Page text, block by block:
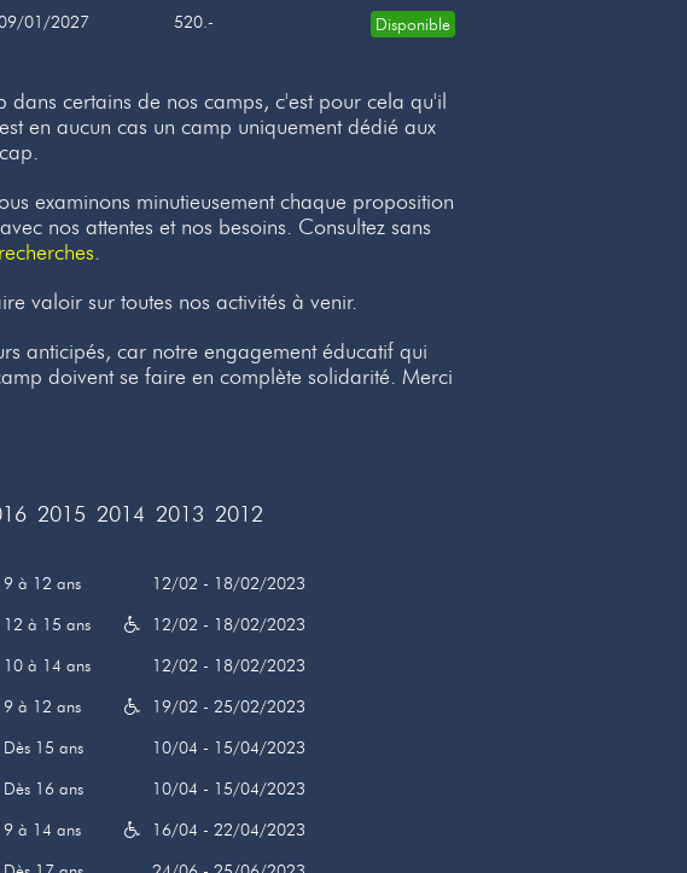
01/2027 520.- Disponible
certains de nos camps, c'est pour cela qu'il
en aucun cas un camp uniquement dédié aux
examinons minutieusement chaque proposition
nos attentes et nos besoins. Consultez sans
.
valoir sur toutes nos activités à venir.
anticipés, car notre engagement éducatif qui
doivent se faire en complète solidarité. Merci
2015 2014 2013 2012
9 à 12 ans
12/02 - 18/02/2023
12 à 15 ans
12/02 - 18/02/2023
10 à 14 ans
12/02 - 18/02/2023
9 à 12 ans
19/02 - 25/02/2023
Dès 15 ans
10/04 - 15/04/2023
Dès 16 ans
10/04 - 15/04/2023
9 à 14 ans
16/04 - 22/04/2023